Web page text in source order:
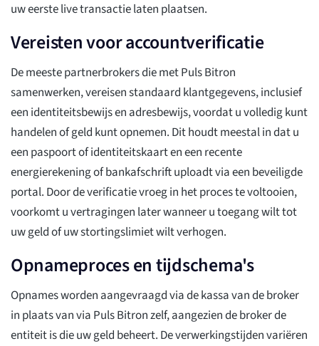
uw eerste live transactie laten plaatsen.
Vereisten voor accountverificatie
De meeste partnerbrokers die met Puls Bitron
samenwerken, vereisen standaard klantgegevens, inclusief
een identiteitsbewijs en adresbewijs, voordat u volledig kunt
handelen of geld kunt opnemen. Dit houdt meestal in dat u
een paspoort of identiteitskaart en een recente
energierekening of bankafschrift uploadt via een beveiligde
portal. Door de verificatie vroeg in het proces te voltooien,
voorkomt u vertragingen later wanneer u toegang wilt tot
uw geld of uw stortingslimiet wilt verhogen.
Opnameproces en tijdschema's
Opnames worden aangevraagd via de kassa van de broker
in plaats van via Puls Bitron zelf, aangezien de broker de
entiteit is die uw geld beheert. De verwerkingstijden variëren